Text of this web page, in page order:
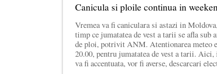
Canicula si ploile continua in
Vremea va fi caniculara si astazi in
timp ce jumatatea de vest a tarii se afla sub
de ploi, potrivit ANM. Atentionarea meteo
20.00, pentru jumatatea de vest a tarii.
va fi accentuata, vor fi averse, descarcari